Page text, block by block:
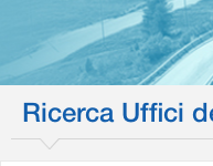
Ricerca Uffici